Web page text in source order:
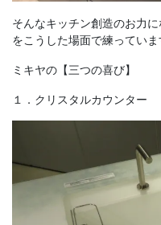
そんなキッチン創造のお力
をこうした場面で練っていま
ミキヤの【三つの喜び】
１．クリスタルカウンター